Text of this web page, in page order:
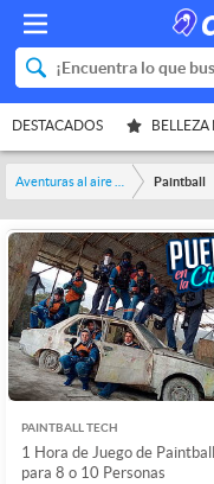
DESTACADOS
Paintball
PAINTBALL TECH
1 Hora de Juego de Paintball
para 8 o 10 Personas